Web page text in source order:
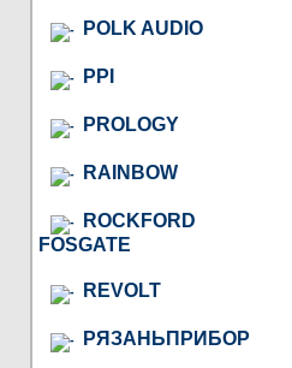
POLK AUDIO
PPI
PROLOGY
RAINBOW
ROCKFORD
FOSGATE
REVOLT
РЯЗАНЬПРИБОР